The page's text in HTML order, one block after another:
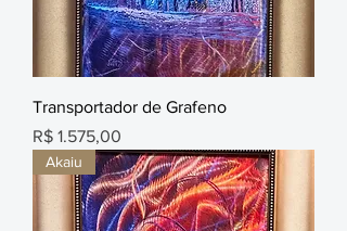
Transportador de Grafeno
Preço
R$ 1.575,00
Akaiu